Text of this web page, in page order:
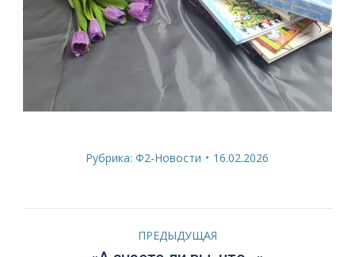
Рубрика:Ф2-Новости 16.02.2026
НавигацияПРЕДЫДУЩАЯ